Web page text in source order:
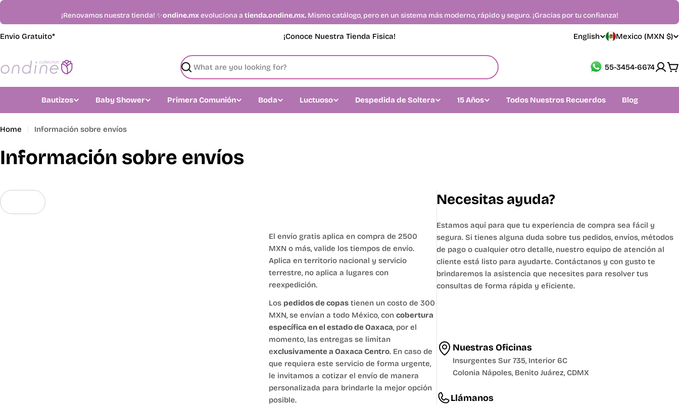
Skip
¡Renovamos nuestra tienda! ✨ondine.mxevoluciona a tienda.ondine.mx.Mismo catálogo, pero en un sistema más moderno, rápido y seguro. ¡Gracias por tu confianza!
Envio Gratuito* ¡Conoce Nuestra Tienda Fisica!
L
n
g
English
C
o
u
n
e
g
i
Mexico (MXN $)
Search
55-3454-6674
Bautizos Baby Shower Primera Comunión Boda Luctuoso Despedida de Soltera 15 Años Todos Nuestros Recuerdos Blog
Home Información sobre envíos
Información sobre envíos
El envío gratis aplica en compra de 2500
MXN o más, valide los tiempos de envío.
Aplica en territorio nacional y servicio
terrestre, no aplica a lugares con
reexpedición.
Los pedidos de copas tienen un costo de 300
MXN, se envían a todo México, con cobertura
específica en el estado de Oaxaca, por el
momento, las entregas se limitan
exclusivamente a Oaxaca Centro. En caso de
que requiera este servicio de forma urgente,
le invitamos a cotizar el envío de manera
personalizada para brindarle la mejor opción
posible.
Necesitas ayuda?
Estamos aquí para que tu experiencia de compra sea fácil y
segura. Si tienes alguna duda sobre tus pedidos, envíos, métodos
de pago o cualquier otro detalle, nuestro equipo de atención al
cliente está listo para ayudarte. Contáctanos y con gusto te
brindaremos la asistencia que necesites para resolver tus
consultas de forma rápida y eficiente.
Nuestras Oficinas
Insurgentes Sur 735, Interior 6C
Colonia Nápoles, Benito Juárez, CDMX
Llámanos